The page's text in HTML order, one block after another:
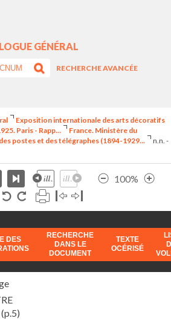
GÉNÉRAL
RECHERCHE AVANCÉE
Exposition internationale des arts décoratifs
Paris - Rapp...
France. Ministère du
postes et des télégraphes (1894-1929...
n.n. -
100%
DES
RECHERCHE
DANS LE
DOCUMENT
TEXTE
OCÉRISÉ
(p.5)